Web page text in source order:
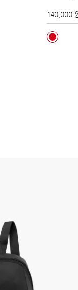
140,000